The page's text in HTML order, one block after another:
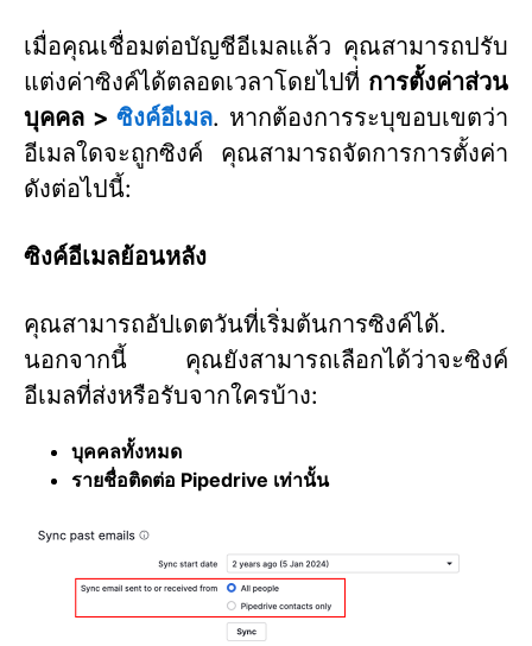
เมื่อคุณเชื่อมต่อบัญชีอีเมลแล้ว คุณสามารถปรับ
แต่งค่าซิงค์ได้ตลอดเวลาโดยไปที่ การตั้งค่าส่วน
บุคคล >ซิงค์อีเมล. หากต้องการระบุขอบเขตว่า
อีเมลใดจะถูกซิงค์ คุณสามารถจัดการการตั้งค่า
ดังต่อไปนี้:
ซิงค์อีเมลย้อนหลัง
คุณสามารถอัปเดตวันที่เริ่มต้นการซิงค์ได้.
นอกจากนี้ คุณยังสามารถเลือกได้ว่าจะซิงค์
อีเมลที่ส่งหรือรับจากใครบ้าง:
บุคคลทั้งหมด
รายชื่อติดต่อ Pipedrive เท่านั้น